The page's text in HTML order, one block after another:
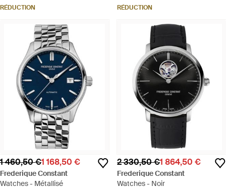
RÉDUCTION RÉDUCTION
1 460,50 €1 168,50 €
Frederique Constant
Watches - Métallisé
2 330,50 €1 864,50 €
Frederique Constant
Watches - Noir